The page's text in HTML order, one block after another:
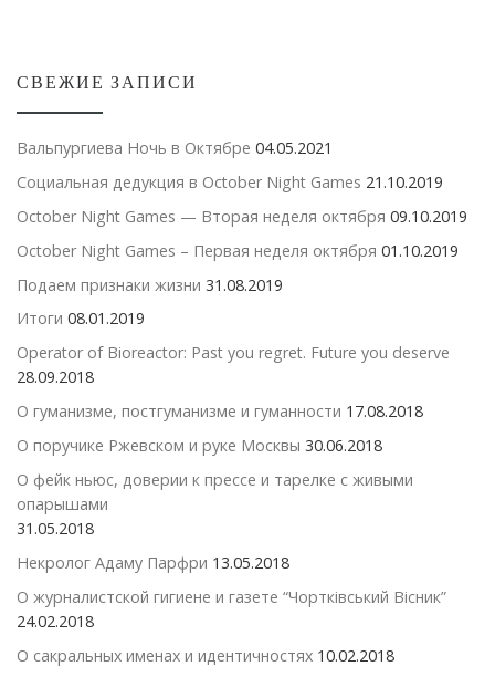
СВЕЖИЕ ЗАПИСИ
Вальпургиева Ночь в Октябре 04.05.2021
Социальная дедукция в October Night Games 21.10.2019
October Night Games — Вторая неделя октября 09.10.2019
October Night Games – Первая неделя октября 01.10.2019
Подаем признаки жизни 31.08.2019
Итоги 08.01.2019
Operator of Bioreactor: Past you regret. Future you deserve
28.09.2018
О гуманизме, постгуманизме и гуманности 17.08.2018
О поручике Ржевском и руке Москвы 30.06.2018
О фейк ньюс, доверии к прессе и тарелке с живыми
опарышами
31.05.2018
Некролог Адаму Парфри 13.05.2018
О журналистской гигиене и газете “Чортківський Вісник”
24.02.2018
О сакральных именах и идентичностях 10.02.2018